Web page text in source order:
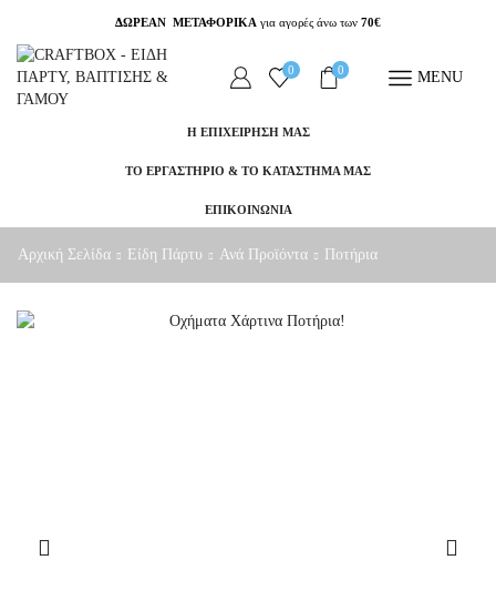
ΔΩΡΕΑΝ ΜΕΤΑΦΟΡΙΚΑ για αγορές άνω των 70€
0 0 MENU
Η ΕΠΙΧΕΙΡΗΣΗ ΜΑΣ
ΤΟ ΕΡΓΑΣΤΗΡΙΟ & ΤΟ ΚΑΤΑΣΤΗΜΑ ΜΑΣ
ΕΠΙΚΟΙΝΩΝΙΑ
Αρχική Σελίδα Είδη Πάρτυ Ανά Προϊόντα Ποτήρια